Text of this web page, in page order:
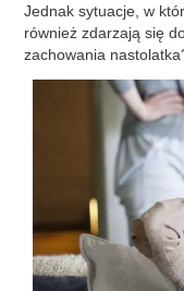
Jednak sytuacje, w
również zdarzają się
zachowania